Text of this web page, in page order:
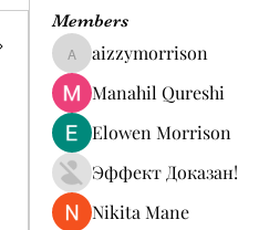
Members
aizzymorrison
aizzymorrison
Manahil Qureshi
Elowen Morrison
Эффект Доказан!
Nikita Mane